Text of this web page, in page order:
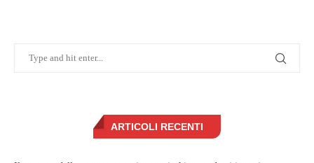
ARTICOLI RECENTI